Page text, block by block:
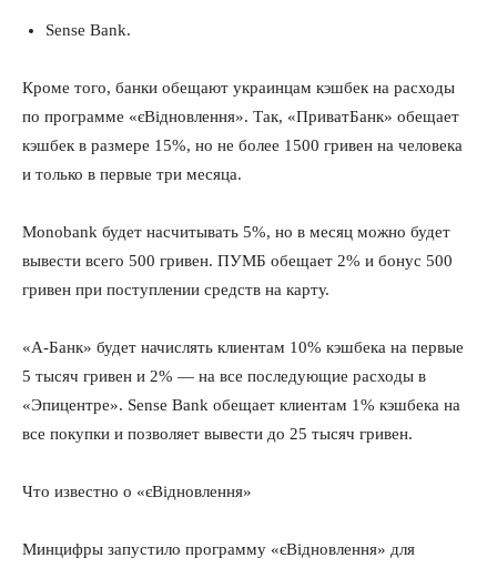
Sense Bank.
Кроме того, банки обещают украинцам кэшбек на расходы
по программе «єВідновлення». Так, «ПриватБанк» обещает
кэшбек в размере 15%, но не более 1500 гривен на человека
и только в первые три месяца.
Monobank будет насчитывать 5%, но в месяц можно будет
вывести всего 500 гривен. ПУМБ обещает 2% и бонус 500
гривен при поступлении средств на карту.
«А-Банк» будет начислять клиентам 10% кэшбека на первые
5 тысяч гривен и 2% — на все последующие расходы в
«Эпицентре». Sense Bank обещает клиентам 1% кэшбека на
все покупки и позволяет вывести до 25 тысяч гривен.
Что известно о «єВідновлення»
Минцифры запустило программу «єВідновлення» для